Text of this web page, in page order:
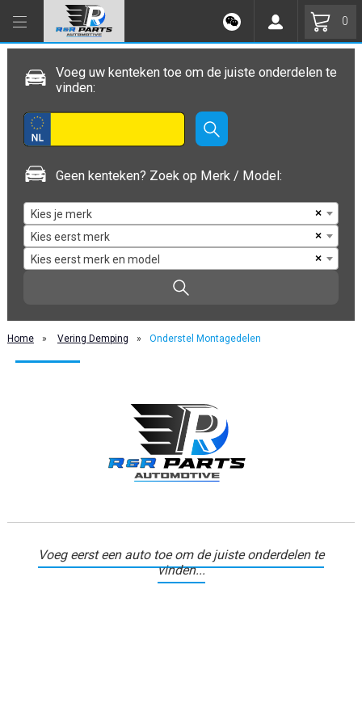
0
Voeg uw kenteken toe om de juiste onderdelen te
vinden:
Geen kenteken? Zoek op Merk / Model:
×
Kies je merk
×
Kies eerst merk
×
Kies eerst merk en model
Home » Vering Demping » Onderstel Montagedelen
Voeg eerst een auto toe om de juiste onderdelen te
vinden...